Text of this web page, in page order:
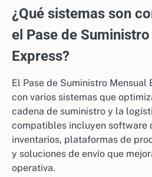
¿Qué sistemas son
el Pase de
Express?
El Pase de Suministro
con varios sistemas que
cadena de suministro y la
compatibles incluyen software
inventarios, plataformas de
y soluciones de envío que
operativa.